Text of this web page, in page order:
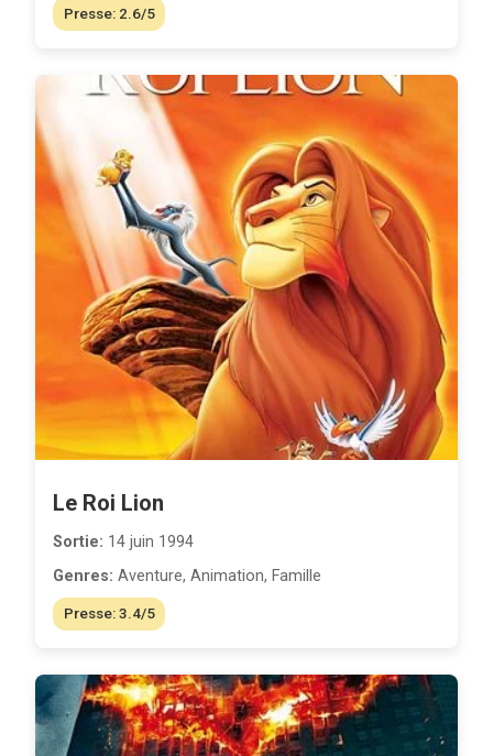
Presse: 2.6/5
Le Roi Lion
Sortie: 14 juin 1994
Genres: Aventure, Animation, Famille
Presse: 3.4/5